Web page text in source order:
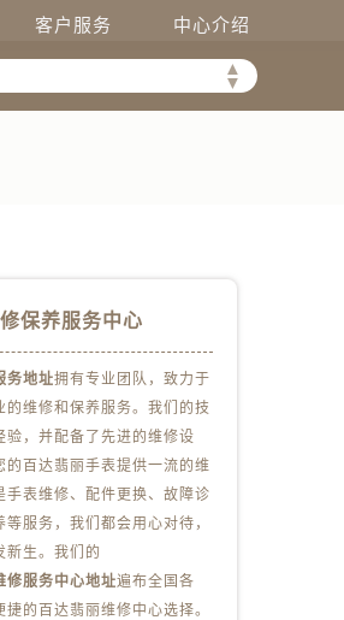
客户服务 中心介绍
▲
▼
保养服务中心
务地址拥有专业团队，致力于
的维修和保养服务。我们的技
验，并配备了先进的维修设
的百达翡丽手表提供一流的维
手表维修、配件更换、故障诊
等服务，我们都会用心对待，
新生。我们的
修服务中心地址遍布全国各
的百达翡丽维修中心选择。